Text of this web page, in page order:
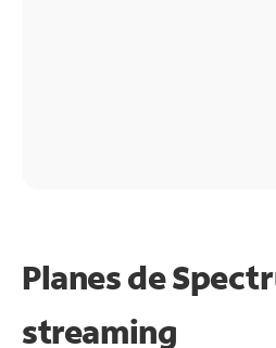
Planes de
streaming